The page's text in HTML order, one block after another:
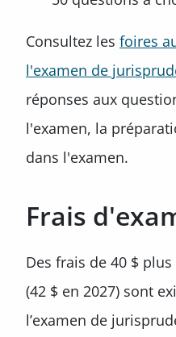
Consultez les foires
l'examen de
réponses aux
l'examen, la
dans l'examen.
Frais
Des frais de 40 $
(42 $ en 2027) sont
l’examen de